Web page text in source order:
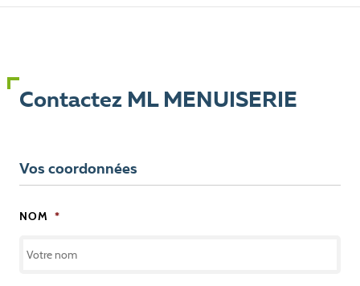
Contactez ML MENUISERIE
Vos coordonnées
NOM *